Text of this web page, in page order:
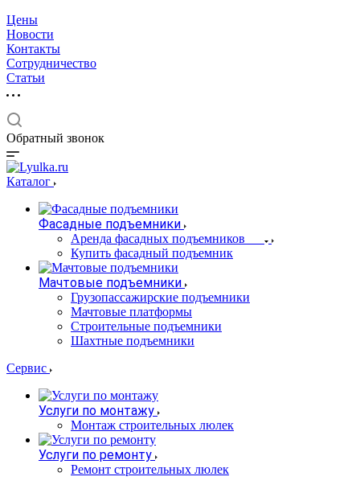
Цены
Новости
Контакты
Сотрудничество
Статьи
Обратный звонок
Каталог
Фасадные подъемники
Аренда фасадных подъемников
Купить фасадный подъемник
Мачтовые подъемники
Грузопассажирские подъемники
Мачтовые платформы
Строительные подъемники
Шахтные подъемники
Сервис
Услуги по монтажу
Монтаж строительных люлек
Услуги по ремонту
Ремонт строительных люлек